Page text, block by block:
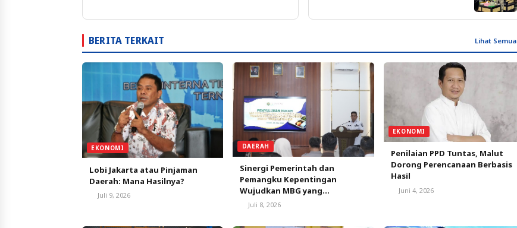
BERITA TERKAIT Lihat Semua
EKONOMI
Lobi Jakarta atau Pinjaman
Daerah: Mana Hasilnya?
Juli 9, 2026
DAERAH
Sinergi Pemerintah dan
Pemangku Kepentingan
Wujudkan MBG yang
Berkualitas di Tidore
Juli 8, 2026
EKONOMI
Penilaian PPD Tuntas, Malut
Dorong Perencanaan Berbasis
Hasil
Juni 4, 2026